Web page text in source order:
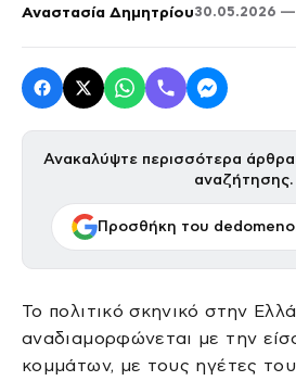
Αναστασία Δημητρίου30.05.2026 —
Ανακαλύψτε περισσότερα
αναζήτησης.
Προσθήκη του
Το πολιτικό σκηνικό στην
αναδιαμορφώνεται με την
κομμάτων, με τους ηγέτες